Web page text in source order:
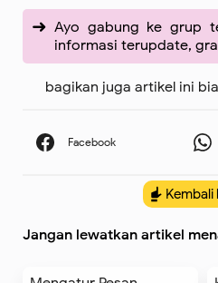
Ayo gabung ke grup
informasi terupdate,
bagikan juga artikel ini
Kembali
Jangan lewatkan artikel